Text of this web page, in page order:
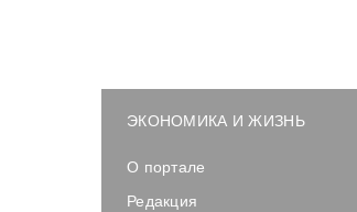
ЭКОНОМИКА И ЖИЗНЬ
О портале
Редакция